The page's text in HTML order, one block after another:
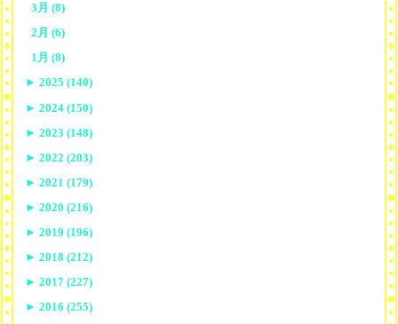
3月 (8)
2月 (6)
1月 (8)
► 2025 (140)
► 2024 (150)
► 2023 (148)
► 2022 (203)
► 2021 (179)
► 2020 (216)
► 2019 (196)
► 2018 (212)
► 2017 (227)
► 2016 (255)